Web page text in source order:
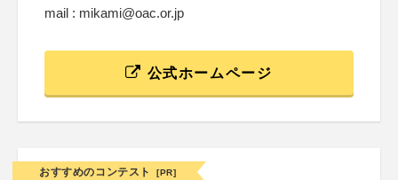
mail : mikami@oac.or.jp
公式ホームページ
おすすめのコンテスト [PR]